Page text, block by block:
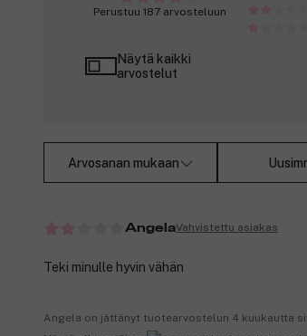
Perustuu 187 arvosteluun
Näytä kaikki
arvostelut
Arvosanan mukaan
AngelaVahvistettu asiakas
Teki minulle hyvin vähän
Angela on jättänyt tuotearvostelun 4 kuukautta